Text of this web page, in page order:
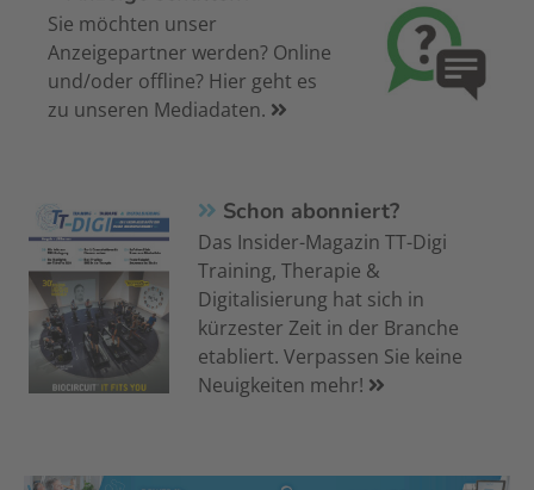
Sie möchten unser
Anzeigepartner werden? Online
und/oder offline? Hier geht es
zu unseren Mediadaten.
Schon abonniert?
Das Insider-Magazin TT-Digi
Training, Therapie &
Digitalisierung hat sich in
kürzester Zeit in der Branche
etabliert. Verpassen Sie keine
Neuigkeiten mehr!